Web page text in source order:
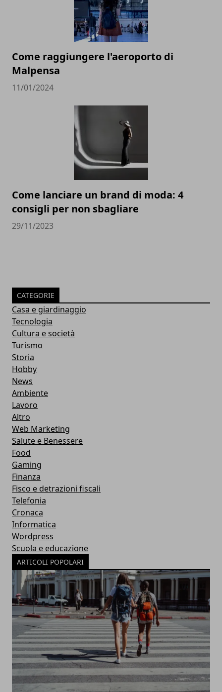
Come raggiungere l'aeroporto di
Malpensa
11/01/2024
Come lanciare un brand di moda: 4
consigli per non sbagliare
29/11/2023
CATEGORIE
Casa e giardinaggio
Tecnologia
Cultura e società
Turismo
Storia
Hobby
News
Ambiente
Lavoro
Altro
Web Marketing
Salute e Benessere
Food
Gaming
Finanza
Fisco e detrazioni fiscali
Telefonia
Cronaca
Informatica
Wordpress
Scuola e educazione
ARTICOLI POPOLARI